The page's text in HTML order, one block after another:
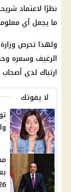
نظرًا لاعتماد
ما يجعل أي
ولهذا تحرص
الرغيف وسعره
ارتباك لدى أصحاب
لا يفوتك